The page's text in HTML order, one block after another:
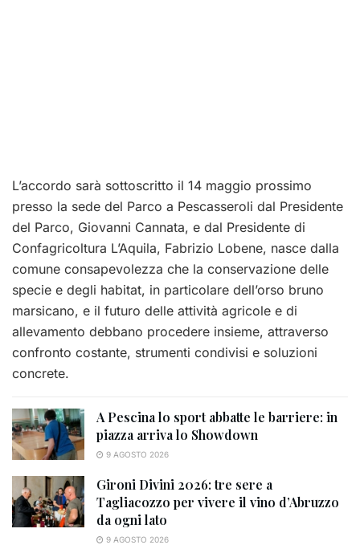
L’accordo sarà sottoscritto il 14 maggio prossimo
presso la sede del Parco a Pescasseroli dal Presidente
del Parco, Giovanni Cannata, e dal Presidente di
Confagricoltura L’Aquila, Fabrizio Lobene, nasce dalla
comune consapevolezza che la conservazione delle
specie e degli habitat, in particolare dell’orso bruno
marsicano, e il futuro delle attività agricole e di
allevamento debbano procedere insieme, attraverso
confronto costante, strumenti condivisi e soluzioni
concrete.
A Pescina lo sport abbatte le barriere: in
piazza arriva lo Showdown
9 AGOSTO 2026
Gironi Divini 2026: tre sere a
Tagliacozzo per vivere il vino d’Abruzzo
da ogni lato
9 AGOSTO 2026